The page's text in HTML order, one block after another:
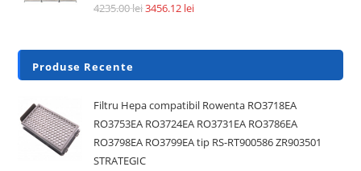
4235.00lei3456.12 lei
Produse Recente
Filtru Hepa compatibil Rowenta RO3718EA
RO3753EA RO3724EA RO3731EA RO3786EA
RO3798EA RO3799EA tip RS-RT900586 ZR903501
STRATEGIC